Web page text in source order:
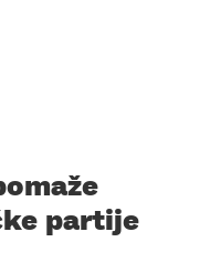
partije